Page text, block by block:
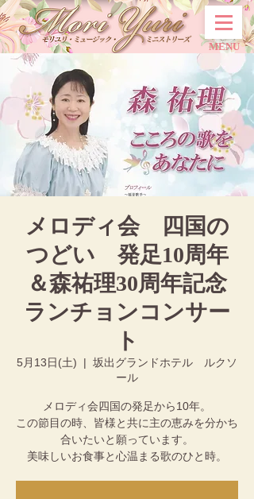
MENU
メロディ会 四国の
つどい 発足10周年
＆森祐理30周年記念
ランチョンコンサー
ト
5月13日(土)
  |
坂出グランドホテル ルクソ
ール
メロディ会四国の発足から10年。
この節目の時、皆様と共に主の恵みを分かち
合いたいと願っています。
美味しいお食事と心温まる歌のひと時。